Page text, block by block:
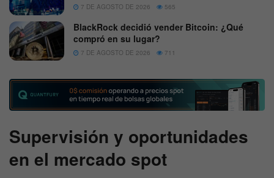
7 DE AGOSTO DE 2026 565
BlackRock decidió vender Bitcoin: ¿Qué
compró en su lugar?
7 DE AGOSTO DE 2026 711
Supervisión y oportunidades
en el mercado spot